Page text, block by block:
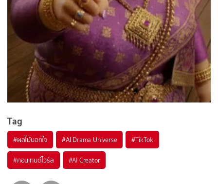
Tag
#ผลไม้นอกใจ #AI Drama Universe #TikTok
#คอนเทนต์ไวรัล #AI Creator